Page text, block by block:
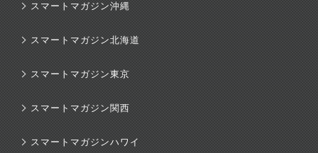
×
スマートマガジン沖縄
スマートマガジン北海道
スマートマガジン東京
スマートマガジン関西
スマートマガジンハワイ